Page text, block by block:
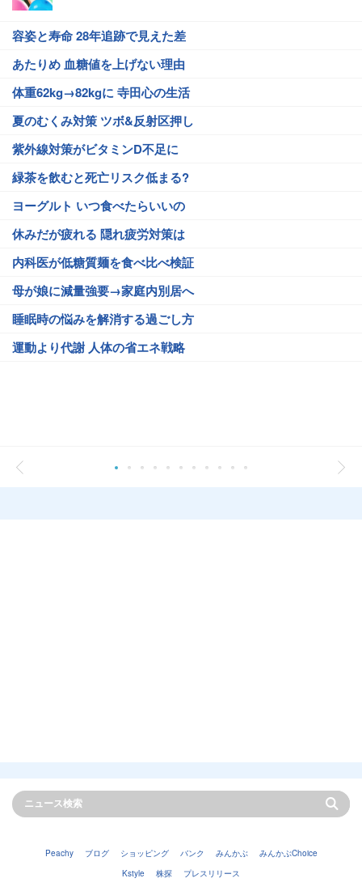
容姿と寿命 28年追跡で見えた差
あたりめ 血糖値を上げない理由
体重62kg→82kgに 寺田心の生活
夏のむくみ対策 ツボ&反射区押し
紫外線対策がビタミンD不足に
緑茶を飲むと死亡リスク低まる?
ヨーグルト いつ食べたらいいの
休みだが疲れる 隠れ疲労対策は
内科医が低糖質麺を食べ比べ検証
母が娘に減量強要→家庭内別居へ
睡眠時の悩みを解消する過ごし方
運動より代謝 人体の省エネ戦略
Peachy ブログ ショッピング バンク みんかぶ
みんかぶChoice
Kstyle
株探 プレスリリース